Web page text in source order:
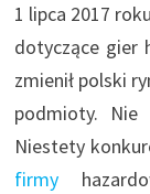
1 lipca 2017
dotyczące gier
zmienił polski
podmioty.
Niestety
firmy